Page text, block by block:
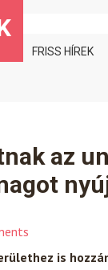
FRISS HÍREK
az
is